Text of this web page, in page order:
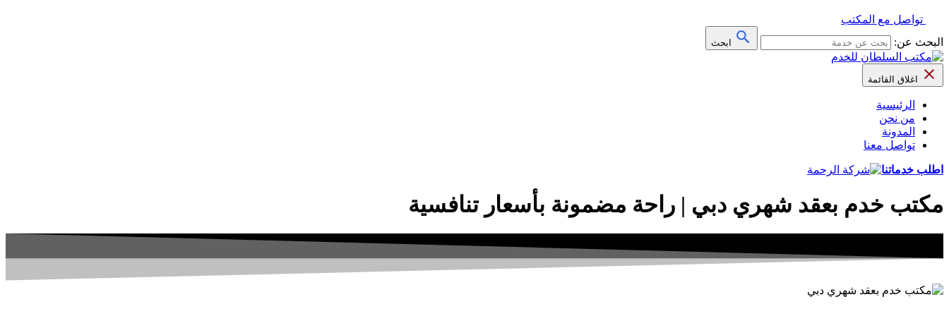
تواصل مع المكتب
البحث عن:
ابحث
اغلاق القائمة
الرئيسية
من نحن
المدونة
تواصل معنا
اطلب خدماتنا
مكتب خدم بعقد شهري دبي | راحة مضمونة بأسعار تنافسية